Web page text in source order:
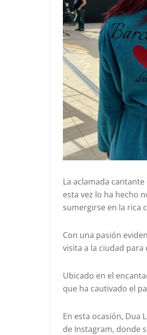
La aclamada
esta vez lo ha hecho
sumergirse en la rica
Con una pasión
visita a la ciudad
Ubicado en el
que ha cautivado el
En esta ocasión, Dua
de Instagram, donde